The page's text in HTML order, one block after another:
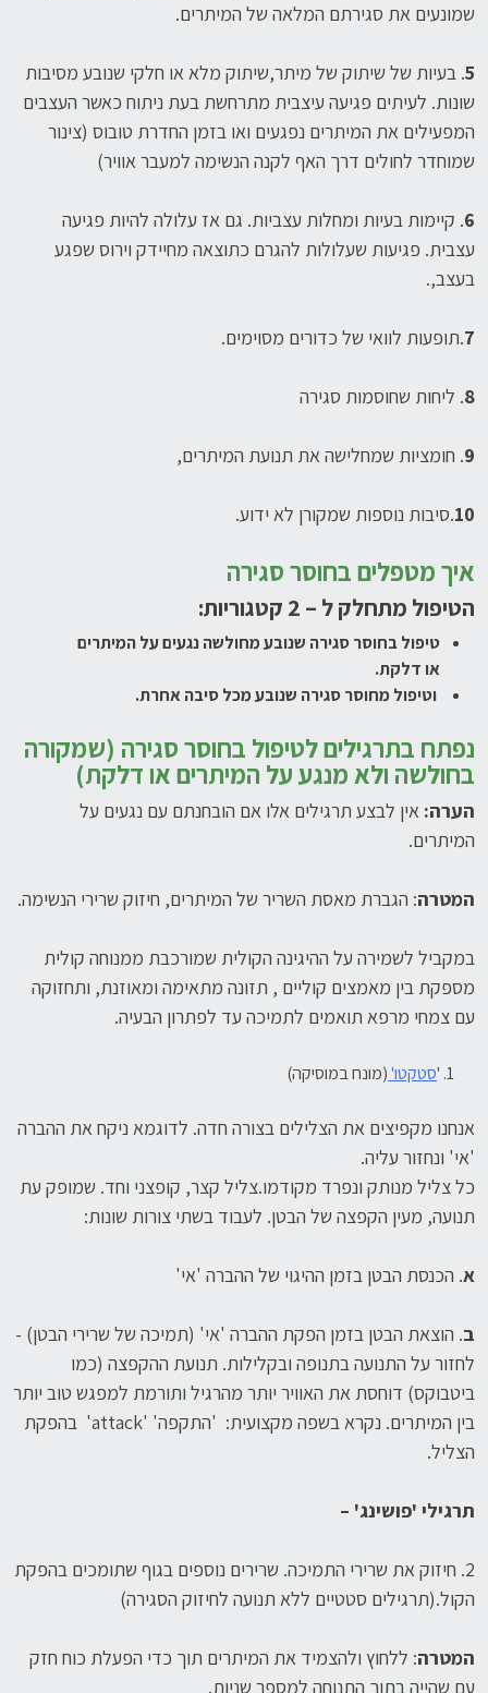
שמונעים את סגירתם המלאה של המיתרים.
5. בעיות של שיתוק של מיתר,שיתוק מלא או חלקי שנובע מסיבות
שונות. לעיתים פגיעה עיצבית מתרחשת בעת ניתוח כאשר העצבים
המפעילים את המיתרים נפגעים ואו בזמן החדרת טובוס (צינור
שמוחדר לחולים דרך האף לקנה הנשימה למעבר אוויר)
6. קיימות בעיות ומחלות עצביות. גם אז עלולה להיות פגיעה
עצבית. פגיעות שעלולות להגרם כתוצאה מחיידק וירוס שפגע
בעצב,.
7.תופעות לוואי של כדורים מסוימים.
8. ליחות שחוסמות סגירה
9. חומציות שמחלישה את תנועת המיתרים,
10.סיבות נוספות שמקורן לא ידוע.
איך מטפלים בחוסר סגירה
הטיפול מתחלק ל – 2 קטגוריות:
טיפול בחוסר סגירה שנובע מחולשה נגעים על המיתרים
או דלקת.
וטיפול מחוסר סגירה שנובע מכל סיבה אחרת.
נפתח בתרגילים לטיפול בחוסר סגירה (שמקורה
בחולשה ולא מנגע על המיתרים או דלקת)
הערה: אין לבצע תרגילים אלו אם הובחנתם עם נגעים על
המיתרים.
המטרה: הגברת מאסת השריר של המיתרים, חיזוק שרירי הנשימה.
במקביל לשמירה על ההיגינה הקולית שמורכבת ממנוחה קולית
מספקת בין מאמצים קוליים , תזונה מתאימה ומאוזנת, ותחזוקה
עם צמחי מרפא תואמים לתמיכה עד לפתרון הבעיה.
'סטקטו'(מונח במוסיקה)
אנחנו מקפיצים את הצלילים בצורה חדה. לדוגמא ניקח את ההברה
'אי' ונחזור עליה.
כל צליל מנותק ונפרד מקודמו.צליל קצר, קופצני וחד. שמופק עת
תנועה, מעין הקפצה של הבטן. לעבוד בשתי צורות שונות:
א. הכנסת הבטן בזמן ההיגוי של ההברה 'אי'
ב. הוצאת הבטן בזמן הפקת ההברה 'אי' (תמיכה של שרירי הבטן) -
לחזור על התנועה בתנופה ובקלילות. תנועת ההקפצה (כמו
ביטבוקס) דוחסת את האוויר יותר מהרגיל ותורמת למפגש טוב יותר
בין המיתרים. נקרא בשפה מקצועית: 'התקפה' 'attack' בהפקת
הצליל.
תרגילי 'פושינג' –
2. חיזוק את שרירי התמיכה. שרירים נוספים בגוף שתומכים בהפקת
הקול.(תרגילים סטטיים ללא תנועה לחיזוק הסגירה)
המטרה: ללחוץ ולהצמיד את המיתרים תוך כדי הפעלת כוח חזק
עם שהייה בתוך התנוחה למספר שניות.